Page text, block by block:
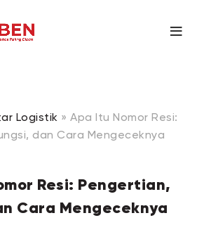
Logistik »Apa Itu Nomor Resi:
dan Cara Mengeceknya
Resi: Pengertian,
Cara Mengeceknya